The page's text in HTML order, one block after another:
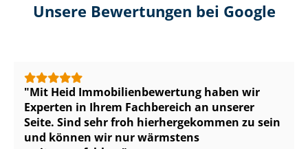
Unsere Bewertungen bei Google
Mit Heid Im­mo­bi­li­en­be­wer­tung haben wir
Experten in Ihrem Fachbereich an unserer
Seite. Sind sehr froh hierhergekommen zu sein
und können wir nur wärmstens